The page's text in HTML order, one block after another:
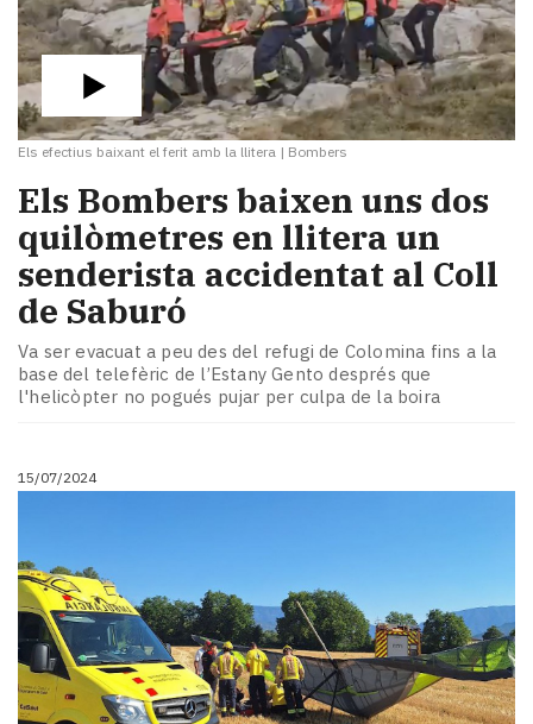
Els efectius baixant el ferit amb la llitera | Bombers
Els Bombers baixen uns dos
quilòmetres en llitera un
senderista accidentat al Coll
de Saburó
Va ser evacuat a peu des del refugi de Colomina fins a la
base del telefèric de l’Estany Gento després que
l'helicòpter no pogués pujar per culpa de la boira
15/07/2024